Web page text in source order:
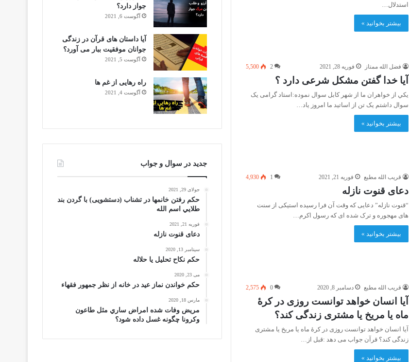
استدلال…
بیشتر بخوانید »
فضل الله ممتاز فوریه 28, 2021 2
5,500
آیا خدا گفتن مشکل شرعی دارد ؟‌
يكي از خواهران ما از شهر كابل سوال نموده:استاد گرامی یک
سوال داشتم یک تن از اساتید ما امروز یاد…
بیشتر بخوانید »
قریب الله مطیع فوریه 21, 2021 1
4,930
دعای قنوت نازله
“قنوت نازله” دعایی که وقت آن فرا رسیده استیکی از سنت
های مهجوره و ترک شده ای که رسول اکرم…
بیشتر بخوانید »
قریب الله مطیع دسامبر 8, 2020 0
2,575
آیا انسان خواهد توانست روزی در کرۀ
ماه یا مریخ یا مشتری زندگی کند؟
آیا انسان خواهد توانست روزی در کرۀ ماه یا مریخ یا مشتری
زندگی کند؟ قرآن جواب می دهد :قبل از…
بیشتر بخوانید »
جواز دارد؟
آگوست 6, 2021
آیا داستان های قرآن در زندگی
جوانان موفقیت ببار می آورد؟
آگوست 5, 2021
راه رهایی از غم ها
آگوست 4, 2021
جدید در سوال و جواب
جولای 29, 2021
حکم رفتن خانمها در تشناب (دستشویی) با گردن بند
طلايي اسم الله
فوریه 21, 2021
دعای قنوت نازله
سپتامبر 13, 2020
حکم نکاح تحلیل یا حلاله
می 23, 2020
حكم خواندن نماز عيد در خانه از نظر جمهور فقهاء
مارس 18, 2020
مریض وفات شده امراض ساري مثل طاعون
وكرونا چگونه غسل داده شود؟